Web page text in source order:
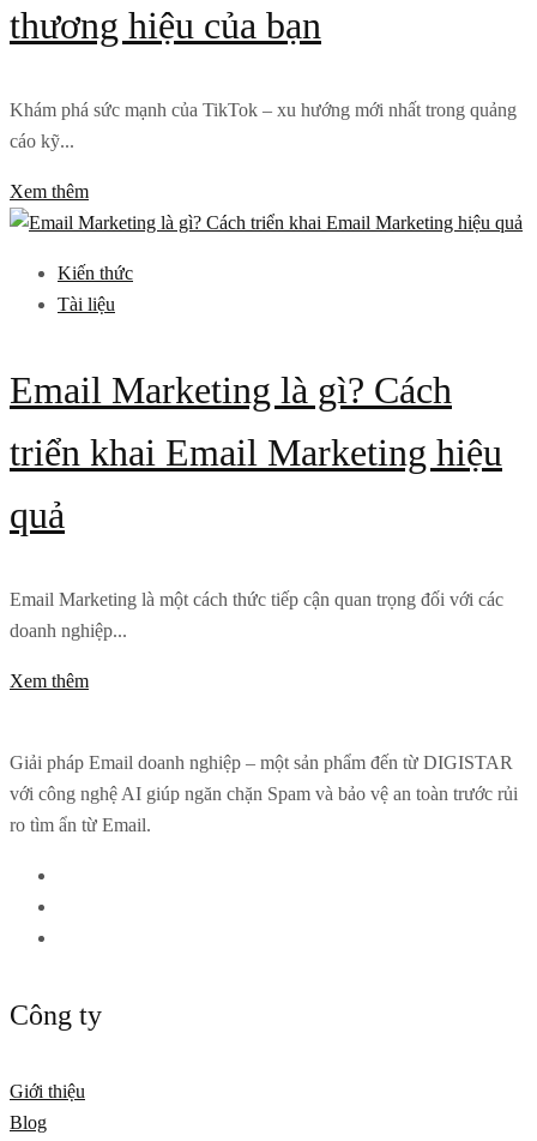
thương hiệu của bạn
Khám phá sức mạnh của TikTok – xu hướng mới nhất trong quảng
cáo kỹ...
Xem thêm
Kiến thức
Tài liệu
Email Marketing là gì? Cách
triển khai Email Marketing hiệu
quả
Email Marketing là một cách thức tiếp cận quan trọng đối với các
doanh nghiệp...
Xem thêm
Giải pháp Email doanh nghiệp – một sản phẩm đến từ DIGISTAR
với công nghệ AI giúp ngăn chặn Spam và bảo vệ an toàn trước rủi
ro tìm ẩn từ Email.
Công ty
Giới thiệu
Blog